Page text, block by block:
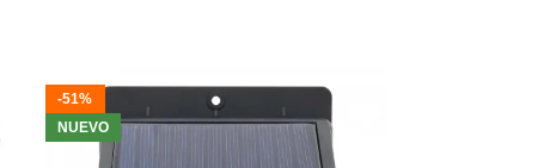
-51%
NUEVO